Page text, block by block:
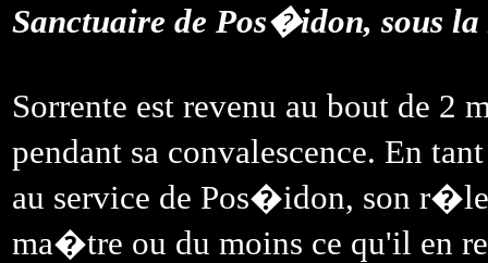
Sanctuaire de Pos�idon, sous
Sorrente est revenu au bout de
pendant sa convalescence. En
au service de Pos�idon, son
ma�tre ou du moins ce qu'il en